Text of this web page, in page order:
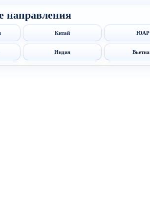
направления
Китай ЮАР
Индия